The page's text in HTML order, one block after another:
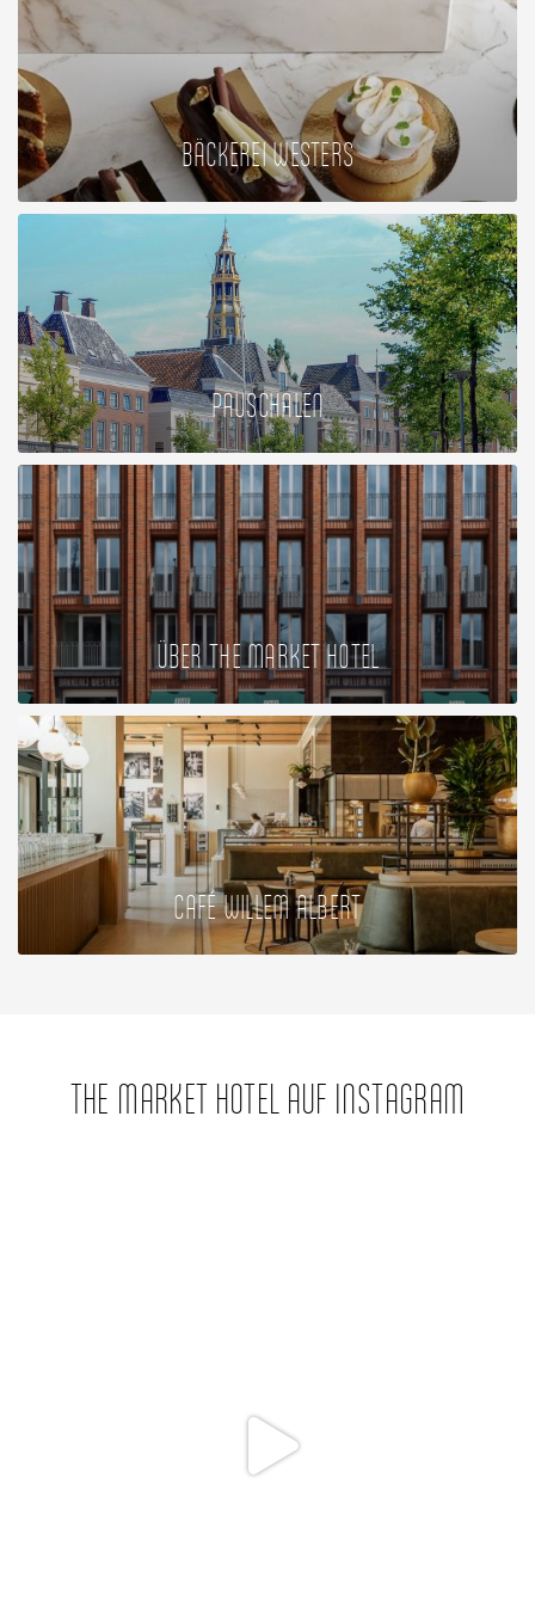
BÄCKEREI WESTERS
PAUSCHALEN
ÜBER THE MARKET HOTEL
CAFÉ WILLEM ALBERT
THE MARKET HOTEL AUF INSTAGRAM